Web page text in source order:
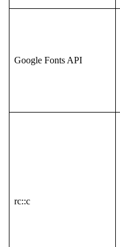
Google Fonts API
rc::c